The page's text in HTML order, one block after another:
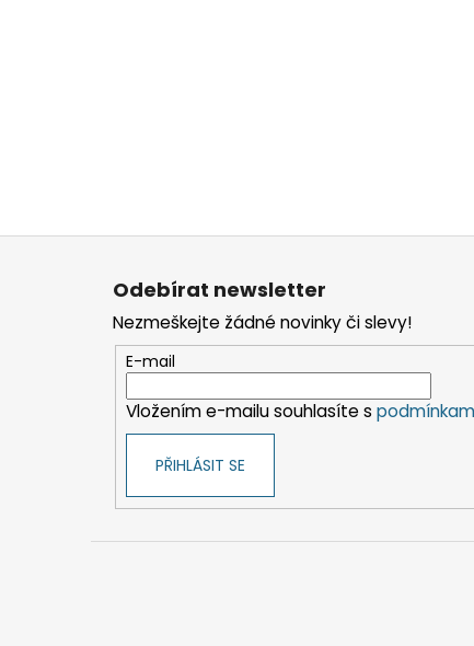
Z
Odebírat newsletter
Nezmeškejte žádné novinky či slevy!
E-mail
Vložením e-mailu souhlasíte s
PŘIHLÁSIT SE